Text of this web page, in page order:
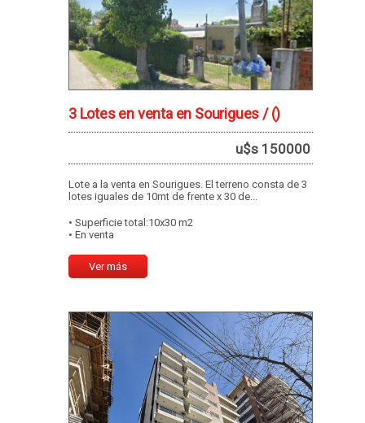
3 Lotes en venta en Sourigues /()
u$s 150000
Lote a la venta en Sourigues. El terreno consta de 3
lotes iguales de 10mt de frente x 30 de...
• Superficie total:10x30 m2
• En venta
Ver más